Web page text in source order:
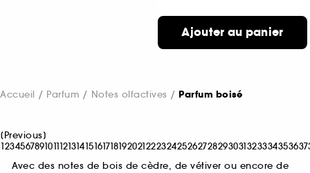
Ajouter au panier
Accueil Parfum Notes olfactives Parfum boisé
[Previous]
12345678910111213141516171819202122232425262728293031323334353637
Avec des notes de bois de cèdre, de vétiver ou encore de